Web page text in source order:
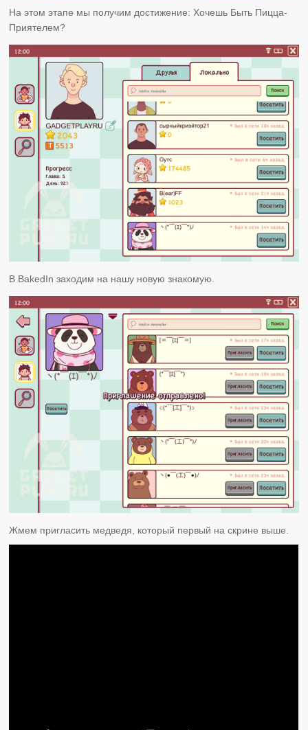
На этом этапе мы получим достижение: Хочешь Быть Пицца-
Приятелем?
В BakedIn заходим на нашу новую знакомую.
Жмем пригласить медведя, который первый на скрине выше.